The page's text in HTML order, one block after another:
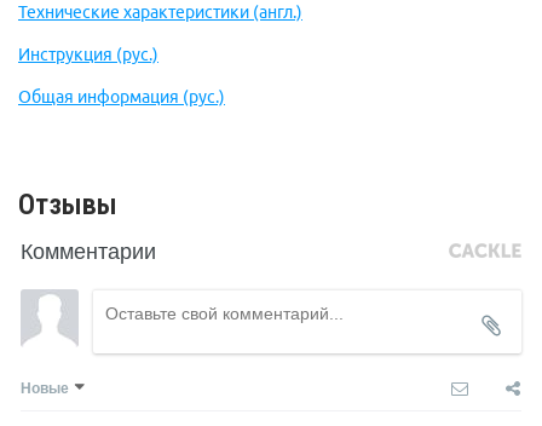
Технические характеристики (англ.)
Инструкция (рус.)
Общая информация (рус.)
Отзывы
Комментарии
Новые